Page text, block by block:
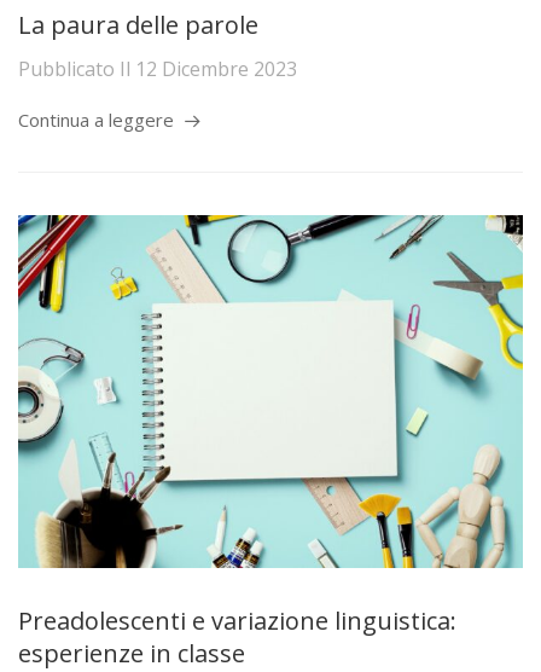
La paura delle parole
Pubblicato Il 12 Dicembre 2023
Continua a leggere
Preadolescenti e variazione linguistica:
esperienze in classe